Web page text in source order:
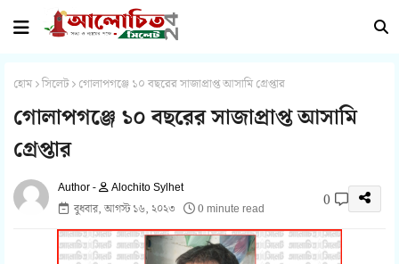
হোম সিলেট গোলাপগঞ্জে ১০ বছরের সাজাপ্রাপ্ত আসামি গ্রেপ্তার
গোলাপগঞ্জে ১০ বছরের সাজাপ্রাপ্ত আসামি
গ্রেপ্তার
Alochito Sylhet
বুধবার, আগস্ট ১৬, ২০২৩
0 minute read 0